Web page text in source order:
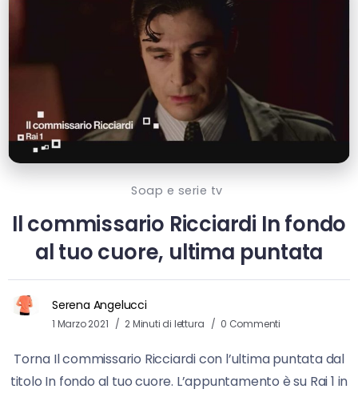
Soap e serie tv
Il commissario Ricciardi In fondo
al tuo cuore, ultima puntata
Serena Angelucci
1 Marzo 2021 2 Minuti di lettura 0 Commenti
Torna Il commissario Ricciardi con l’ultima puntata dal
titolo In fondo al tuo cuore. L’appuntamento è su Rai 1 in